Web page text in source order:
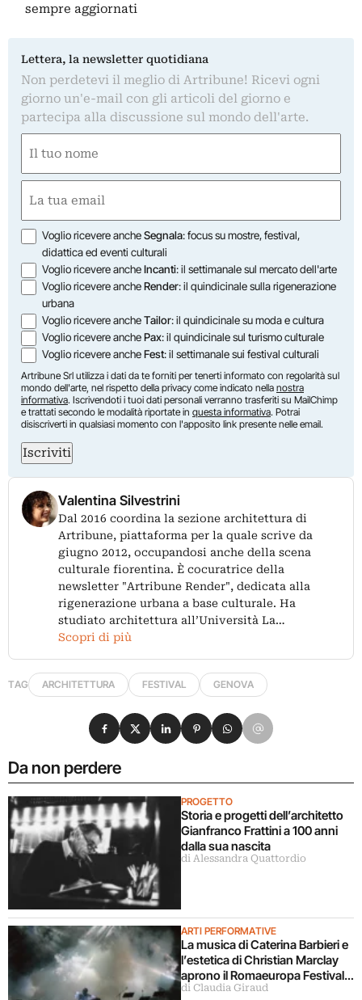
sempre aggiornati
Lettera, la newsletter quotidiana
Non perdetevi il meglio di Artribune! Ricevi ogni
giorno un'e-mail con gli articoli del giorno e
partecipa alla discussione sul mondo dell'arte.
(Obbligatorio)
(Obbligatorio)
Opzioni
Voglio ricevere ancheSegnala: focus su mostre, festival,
didattica ed eventi culturali
Voglio ricevere ancheIncanti: il settimanale sul mercato dell'arte
Voglio ricevere ancheRender: il quindicinale sulla rigenerazione
urbana
Voglio ricevere ancheTailor: il quindicinale su moda e cultura
Voglio ricevere anchePax: il quindicinale sul turismo culturale
Voglio ricevere ancheFest: il settimanale sui festival culturali
Artribune Srl utilizza i dati da te forniti per tenerti informato con regolarità sul
mondo dell'arte, nel rispetto della privacy come indicato nella nostra
informativa. Iscrivendoti i tuoi dati personali verranno trasferiti su MailChimp
e trattati secondo le modalità riportate in questa informativa. Potrai
disiscriverti in qualsiasi momento con l'apposito link presente nelle email.
Iscriviti
Valentina Silvestrini
Dal 2016 coordina la sezione architettura di
Artribune, piattaforma per la quale scrive da
giugno 2012, occupandosi anche della scena
culturale fiorentina. È cocuratrice della
newsletter "Artribune Render", dedicata alla
rigenerazione urbana a base culturale. Ha
studiato architettura all’Università La…
Scopri di più
TAG ARCHITETTURA FESTIVAL GENOVA
Da non perdere
PROGETTO
Storia e progetti dell’architetto
Gianfranco Frattini a 100 anni
dalla sua nascita
di Alessandra Quattordio
ARTI PERFORMATIVE
La musica di Caterina Barbieri e
l’estetica di Christian Marclay
aprono il Romaeuropa Festival
2026
di Claudia Giraud
Condividi su Facebook
Condividi su X
Condividi su LinkedIn
Condividi su Pinterest
Condividi su WhatsApp
Condividi su Email